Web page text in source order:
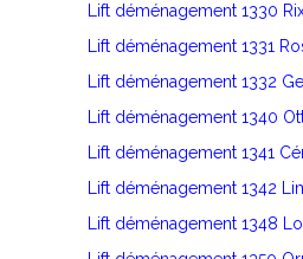
Lift déménagement 1330
Lift déménagement 1331
Lift déménagement 1332
Lift déménagement 1340
Lift déménagement 1341
Lift déménagement 1342
Lift déménagement 1348